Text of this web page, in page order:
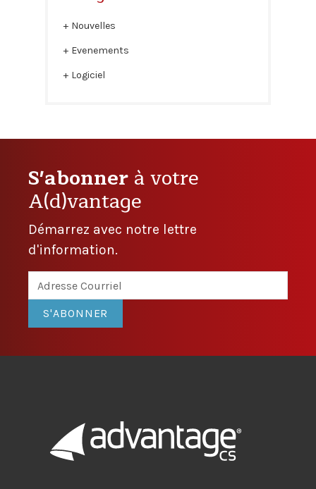
Nouvelles
Evenements
Logiciel
S'abonnerà votre
A(d)vantage
Démarrez avec notre lettre
d'information.
S'ABONNER